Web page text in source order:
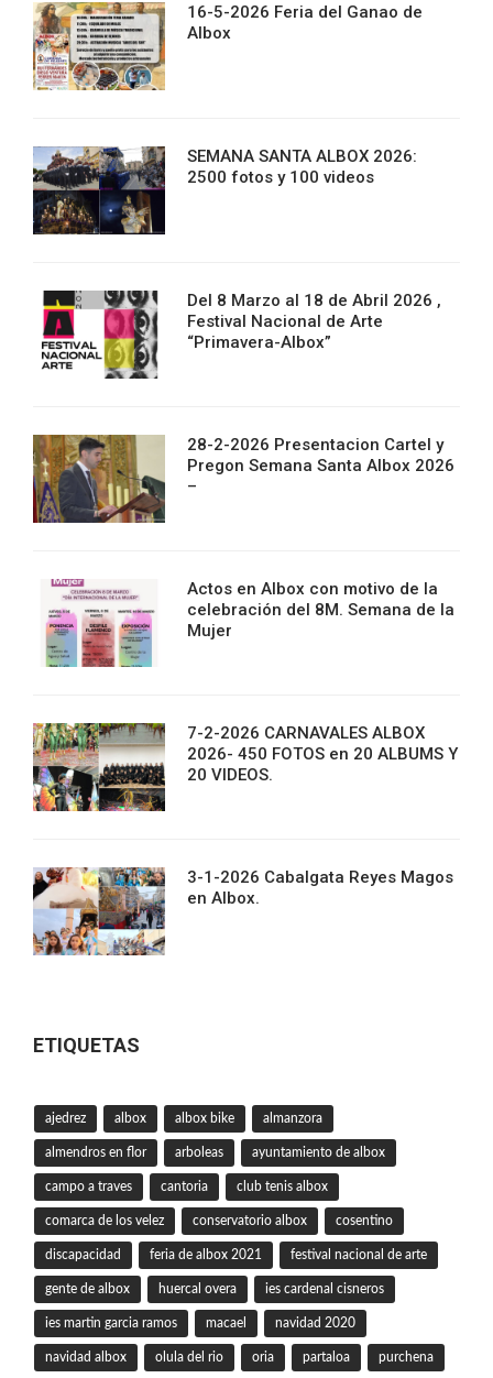
16-5-2026 Feria del Ganao de
Albox
SEMANA SANTA ALBOX 2026:
2500 fotos y 100 videos
Del 8 Marzo al 18 de Abril 2026 ,
Festival Nacional de Arte
“Primavera-Albox”
28-2-2026 Presentacion Cartel y
Pregon Semana Santa Albox 2026
–
Actos en Albox con motivo de la
celebración del 8M. Semana de la
Mujer
7-2-2026 CARNAVALES ALBOX
2026- 450 FOTOS en 20 ALBUMS Y
20 VIDEOS.
3-1-2026 Cabalgata Reyes Magos
en Albox.
ETIQUETAS
ajedrez albox albox bike almanzora
almendros en flor arboleas ayuntamiento de albox
campo a traves cantoria club tenis albox
comarca de los velez conservatorio albox cosentino
discapacidad feria de albox 2021 festival nacional de arte
gente de albox huercal overa ies cardenal cisneros
ies martin garcia ramos macael navidad 2020
navidad albox olula del rio oria partaloa purchena